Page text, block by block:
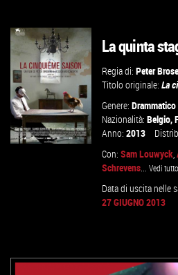
VAI ALLA SCHEDA
La quinta
Regia di:Peter
Titolo originale:La
Genere:Drammatico
Nazionalità:Belgio,
Anno:2013
Con:Sam Louwyck,
Schrevens...Vedi
Data di uscita nelle
27 GIUGNO 2013